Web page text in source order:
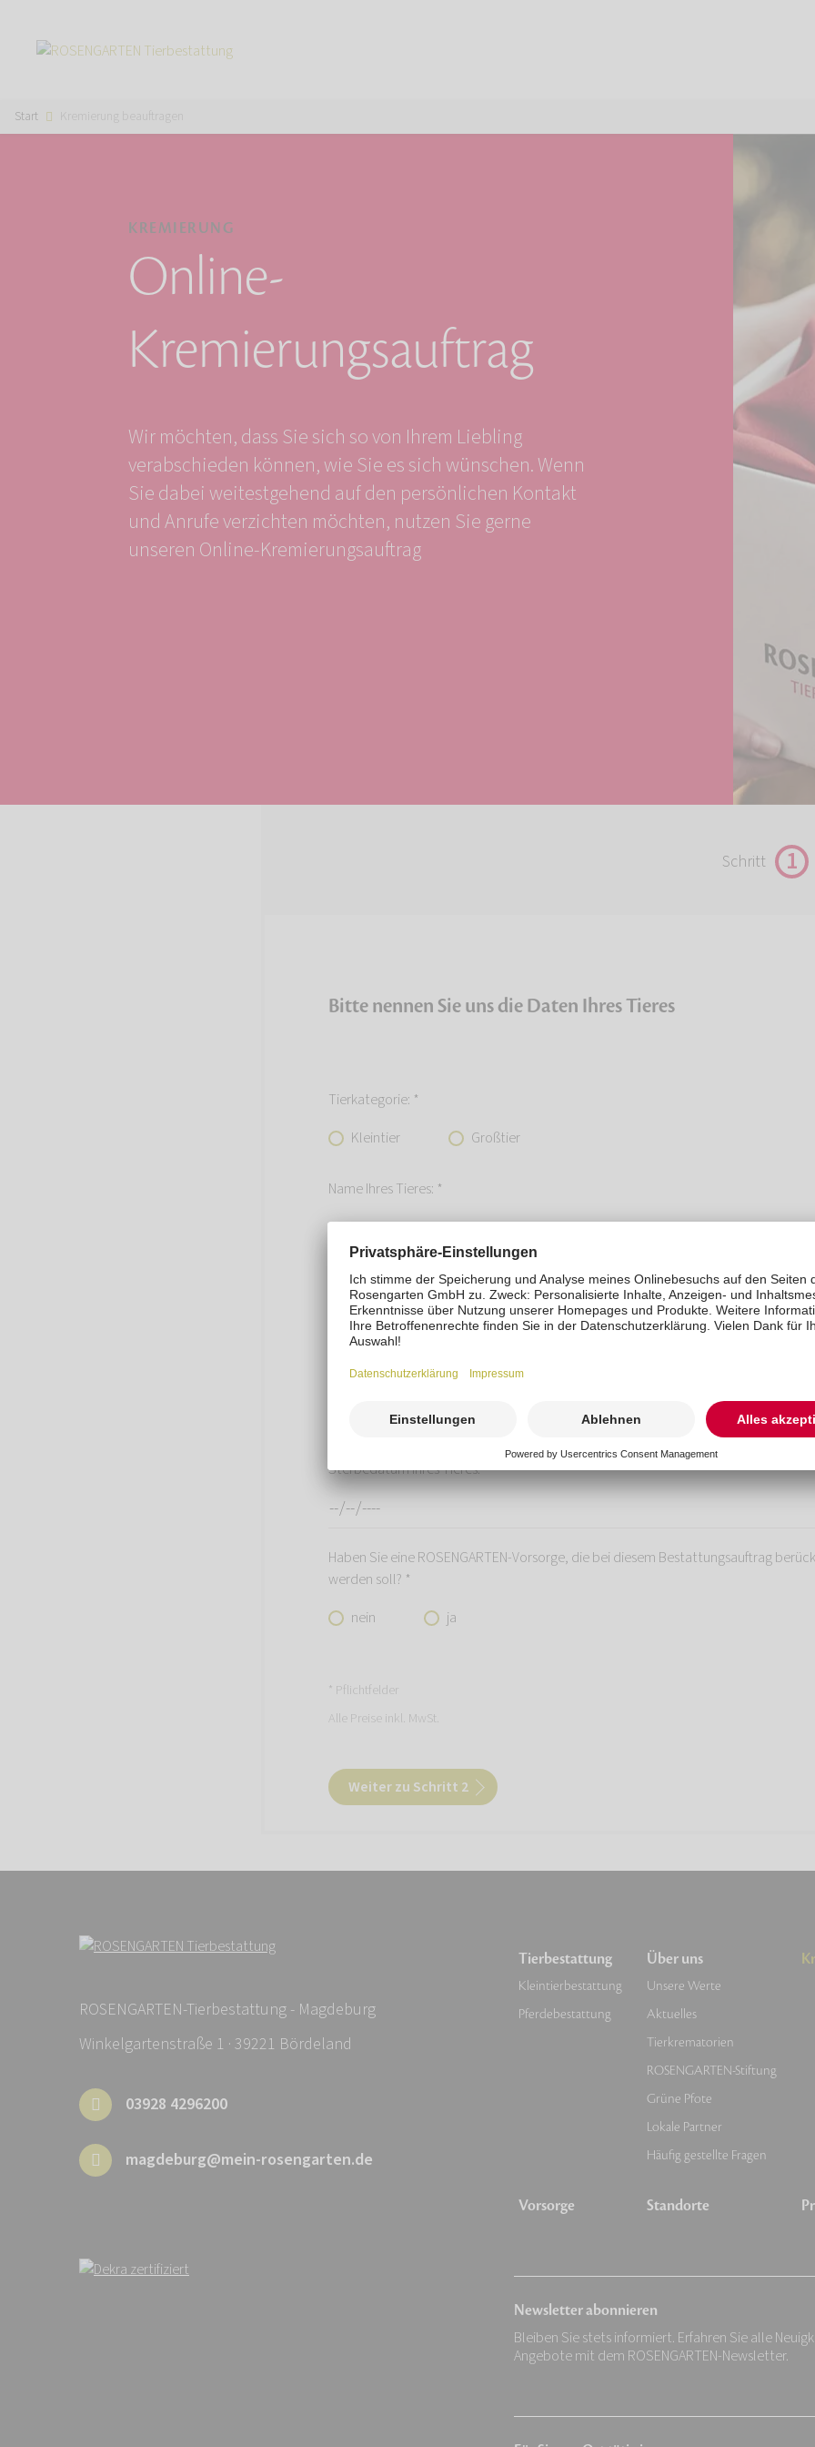
Start Kremierung beauftragen
KREMIERUNG
Online-
Kremierungsauftrag
Wir möchten, dass Sie sich so von Ihrem Liebling
verabschieden können, wie Sie es sich wünschen. Wenn
Sie dabei weitestgehend auf den persönlichen Kontakt
und Anrufe verzichten möchten, nutzen Sie gerne
unseren Online-Kremierungsauftrag
Schritt 1
Bitte nennen Sie uns die Daten Ihres Tieres
Tierkategorie: *
Kleintier
Großtier
Name Ihres Tieres: *
Gewicht Ihres Tieres in kg ca.: *
Hinweis: Die für die Rechnungsstellung relevante Gewichtsermittlung erfolgt auf einer
(Gewicht = Tiergewicht + eventuelle Beigaben + Einäscherungsbeutel)
Sterbedatum Ihres Tieres: *
Haben Sie eine ROSENGARTEN-Vorsorge, die bei diesem Bestattungsauftrag
werden soll? *
nein
ja
* Pflichtfelder
Alle Preise inkl. MwSt.
Weiter zu Schritt 2
ROSENGARTEN-Tierbestattung - Magdeburg
Winkelgartenstraße 1 · 39221 Bördeland
03928 4296200
magdeburg@mein-rosengarten.de
Tierbestattung
Kleintierbestattung
Pferdebestattung
Vorsorge
Über uns
Unsere Werte
Aktuelles
Tierkrematorien
ROSENGARTEN-Stiftung
Grüne Pfote
Lokale Partner
Häufig gestellte Fragen
Standorte
Newsletter abonnieren
Bleiben Sie stets informiert. Erfahren Sie alle
Angebote mit dem ROSENGARTEN-Newsletter.